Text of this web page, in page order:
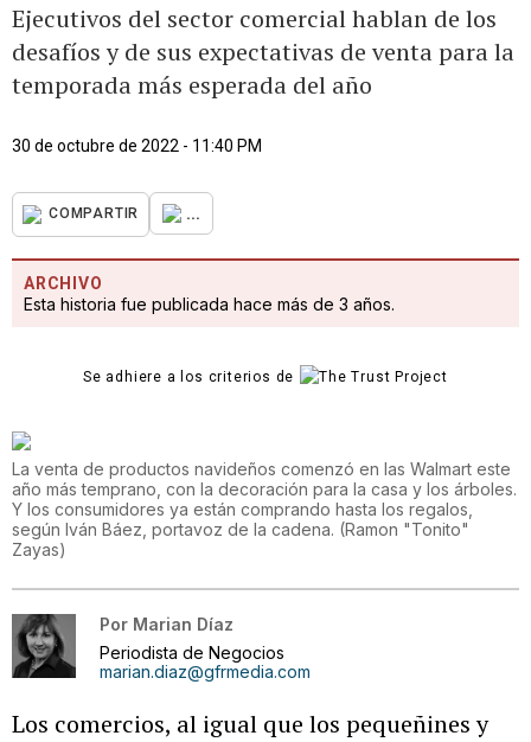
Ejecutivos del sector comercial hablan de los
desafíos y de sus expectativas de venta para la
temporada más esperada del año
30 de octubre de 2022 - 11:40 PM
COMPARTIR ...
ARCHIVO
Esta historia fue publicada hace más de 3 años.
Se adhiere a los criterios de
La venta de productos navideños comenzó en las Walmart este
año más temprano, con la decoración para la casa y los árboles.
Y los consumidores ya están comprando hasta los regalos,
según Iván Báez, portavoz de la cadena. (Ramon "Tonito"
Zayas)
Por Marian Díaz
Periodista de Negocios
marian.diaz@gfrmedia.com
Los comercios, al igual que los pequeñines y